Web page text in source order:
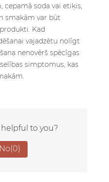
to you?
No(0)